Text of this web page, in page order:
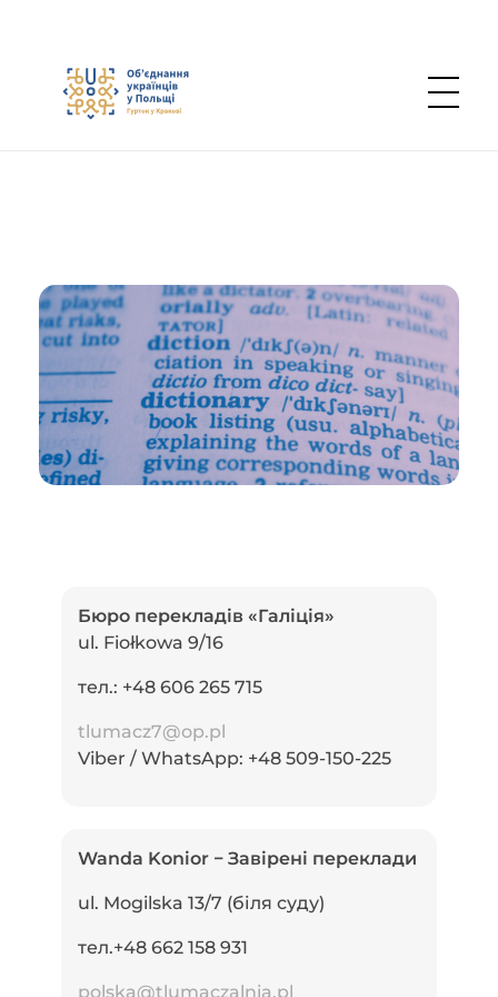
Бюро перекладів «Галіція»
ul. Fiołkowa 9/16
тел.: +48 606 265 715
tlumacz7@op.pl
Viber / WhatsApp: +48 509-150-225
Wanda Konior − Завірені переклади
ul. Mogilska 13/7 (біля суду)
тел.+48 662 158 931
polska@tlumaczalnia.pl